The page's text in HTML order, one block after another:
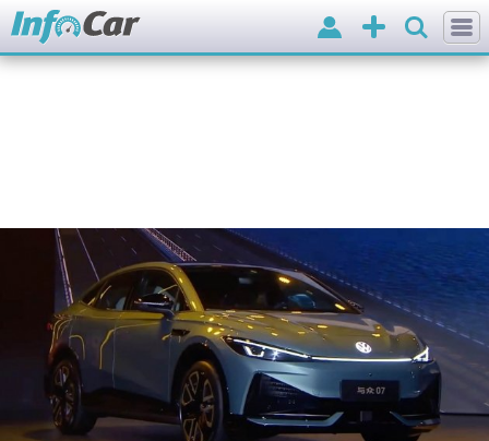
Додати
оголошення
Вхід